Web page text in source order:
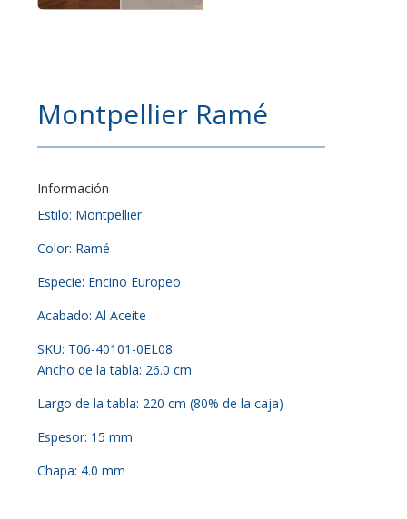
Montpellier Ramé
Información
Estilo: Montpellier
Color: Ramé
Especie: Encino Europeo
Acabado: Al Aceite
SKU: T06-40101-0EL08
Ancho de la tabla: 26.0 cm
Largo de la tabla: 220 cm (80% de la caja)
Espesor: 15 mm
Chapa: 4.0 mm